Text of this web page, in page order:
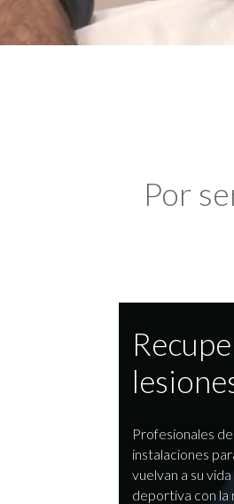
Por
Profesionales
instalaciones
vuelvan a su
deportiva con la